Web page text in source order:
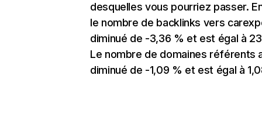
desquelles vous pourriez passer.
le nombre de backlinks vers
diminué de -3,36 % et est égal à
Le nombre de domaines référents
diminué de -1,09 % et est égal à